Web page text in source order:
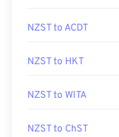
NZST to ACDT
NZST to HKT
NZST to WITA
NZST to ChST